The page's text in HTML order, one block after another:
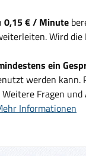
0,15 € / Minute
Wird
ein
werden kann.
Weitere Fragen
Informationen